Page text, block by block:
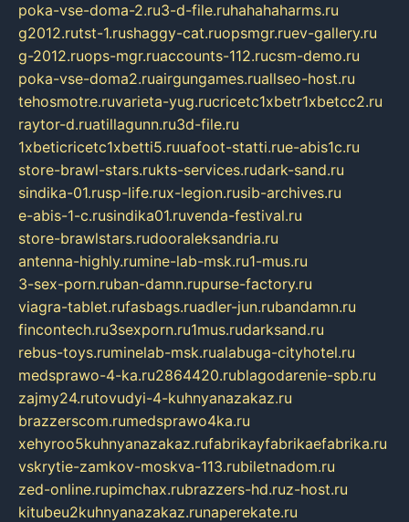
poka-vse-doma-2.ru3-d-file.ruhahahaharms.ru
g2012.rutst-1.rushaggy-cat.ruopsmgr.ruev-gallery.ru
g-2012.ruops-mgr.ruaccounts-112.rucsm-demo.ru
poka-vse-doma2.ruairgungames.ruallseo-host.ru
tehosmotre.ruvarieta-yug.rucricetc1xbetr1xbetcc2.ru
raytor-d.ruatillagunn.ru3d-file.ru
1xbeticricetc1xbetti5.ruuafoot-statti.rue-abis1c.ru
store-brawl-stars.rukts-services.rudark-sand.ru
sindika-01.rusp-life.rux-legion.rusib-archives.ru
e-abis-1-c.rusindika01.ruvenda-festival.ru
store-brawlstars.rudooraleksandria.ru
antenna-highly.rumine-lab-msk.ru1-mus.ru
3-sex-porn.ruban-damn.rupurse-factory.ru
viagra-tablet.rufasbags.ruadler-jun.rubandamn.ru
fincontech.ru3sexporn.ru1mus.rudarksand.ru
rebus-toys.ruminelab-msk.rualabuga-cityhotel.ru
medsprawo-4-ka.ru2864420.rublagodarenie-spb.ru
zajmy24.rutovudyi-4-kuhnyanazakaz.ru
brazzerscom.rumedsprawo4ka.ru
xehyroo5kuhnyanazakaz.rufabrikayfabrikaefabrika.ru
vskrytie-zamkov-moskva-113.rubiletnadom.ru
zed-online.rupimchax.rubrazzers-hd.ruz-host.ru
kitubeu2kuhnyanazakaz.runaperekate.ru